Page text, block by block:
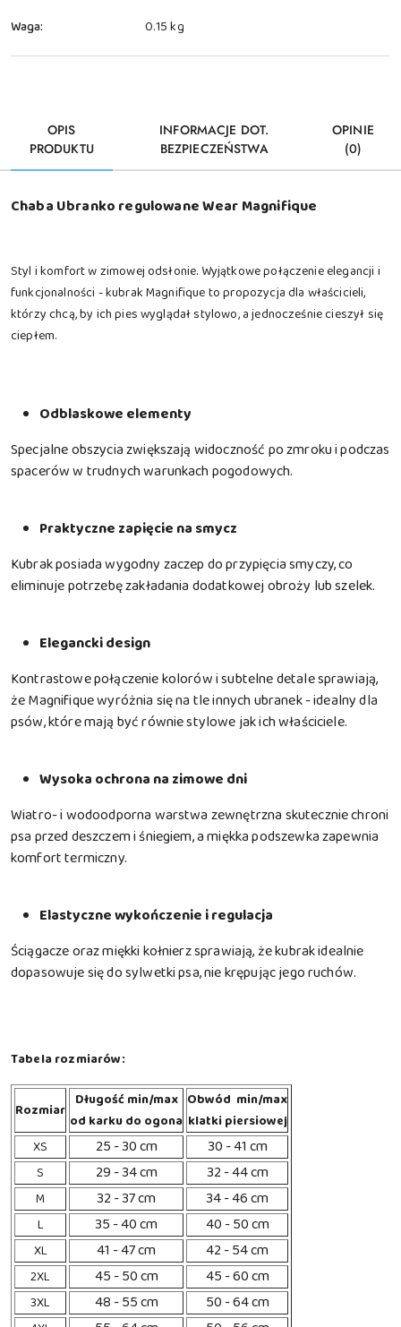
Waga: 0.15 kg
OPIS
PRODUKTU
INFORMACJE DOT.
BEZPIECZEŃSTWA
OPINIE
(0)
Chaba Ubranko regulowane Wear Magnifique
Styl i komfort w zimowej odsłonie. Wyjątkowe połączenie elegancji i
funkcjonalności - kubrak Magnifique to propozycja dla właścicieli,
którzy chcą, by ich pies wyglądał stylowo, a jednocześnie cieszył się
ciepłem.
Odblaskowe elementy
Specjalne obszycia zwiększają widoczność po zmroku i podczas
spacerów w trudnych warunkach pogodowych.
Praktyczne zapięcie na smycz
Kubrak posiada wygodny zaczep do przypięcia smyczy, co
eliminuje potrzebę zakładania dodatkowej obroży lub szelek.
Elegancki design
Kontrastowe połączenie kolorów i subtelne detale sprawiają,
że Magnifique wyróżnia się na tle innych ubranek - idealny dla
psów, które mają być równie stylowe jak ich właściciele.
Wysoka ochrona na zimowe dni
Wiatro- i wodoodporna warstwa zewnętrzna skutecznie chroni
psa przed deszczem i śniegiem, a miękka podszewka zapewnia
komfort termiczny.
Elastyczne wykończenie i regulacja
Ściągacze oraz miękki kołnierz sprawiają, że kubrak idealnie
dopasowuje się do sylwetki psa, nie krępując jego ruchów.
Tabela rozmiarów:
Rozmiar
Długość min/max
od karku do ogona
Obwód min/max
klatki piersiowej
XS
25 - 30 cm 30 - 41 cm
S 29 - 34 cm 32 - 44 cm
M 32 - 37 cm 34 - 46 cm
L 35 - 40 cm 40 - 50 cm
XL 41 - 47 cm 42 - 54 cm
2XL 45 - 50 cm 45 - 60 cm
3XL 48 - 55 cm 50 - 64 cm